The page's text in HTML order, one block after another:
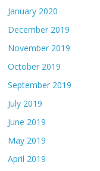
January 2020
December 2019
November 2019
October 2019
September 2019
July 2019
June 2019
May 2019
April 2019